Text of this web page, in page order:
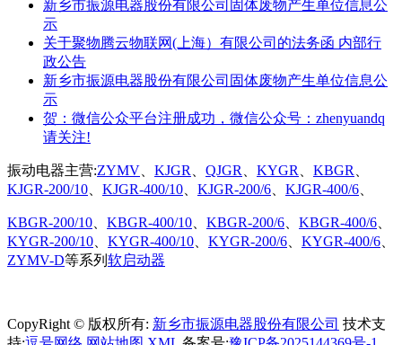
新乡市振源电器股份有限公司固体废物产生单位信息公
示
关于聚物腾云物联网(上海）有限公司的法务函 内部行
政公告
新乡市振源电器股份有限公司固体废物产生单位信息公
示
贺：微信公众平台注册成功，微信公众号：zhenyuandq
请关注!
振动电器主营:ZYMV、 KJGR、 QJGR、 KYGR、 KBGR、
KJGR-200/10、 KJGR-400/10、 KJGR-200/6、 KJGR-400/6、
KBGR-200/10、 KBGR-400/10、 KBGR-200/6、 KBGR-400/6、
KYGR-200/10、 KYGR-400/10、 KYGR-200/6、 KYGR-400/6、
ZYMV-D等系列 软启动器
CopyRight © 版权所有: 新乡市振源电器股份有限公司 技术支